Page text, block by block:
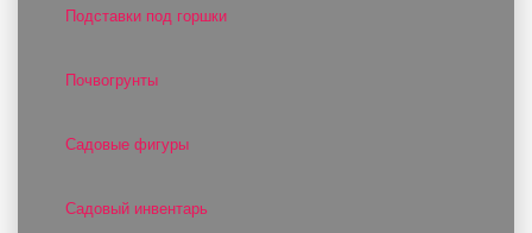
Подставки под горшки
Почвогрунты
Садовые фигуры
Садовый инвентарь